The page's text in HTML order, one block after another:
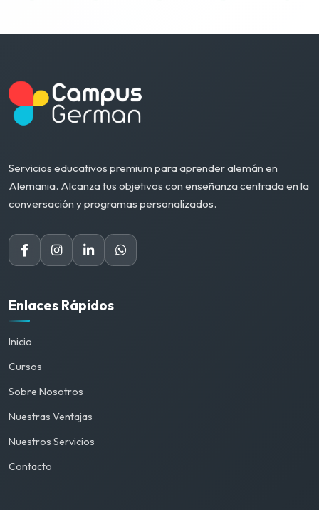
Servicios educativos premium para aprender alemán en
Alemania. Alcanza tus objetivos con enseñanza centrada en la
conversación y programas personalizados.
Enlaces Rápidos
Inicio
Cursos
Sobre Nosotros
Nuestras Ventajas
Nuestros Servicios
Contacto